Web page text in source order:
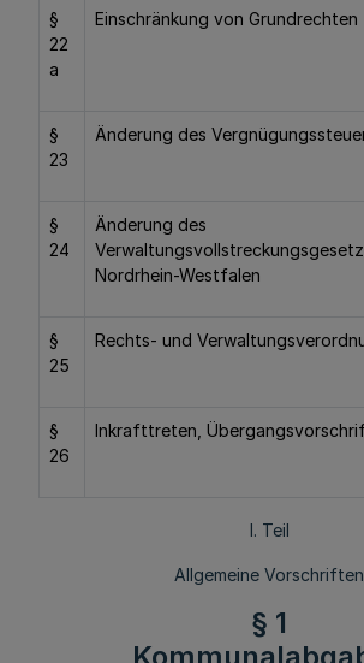
§
22
a
Einschränkung von Grundrechten
§
23
Änderung des
§
24
Änderung des
Nordrhein-Westfalen
§
25
Rechts- und
§
26
Inkrafttreten,
I. Teil
Allgemeine Vorschriften
§ 1